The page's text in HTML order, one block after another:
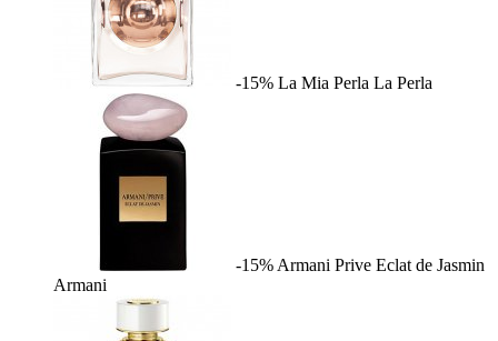
-15% La Mia Perla La Perla
-15% Armani Prive Eclat de Jasmin
Armani